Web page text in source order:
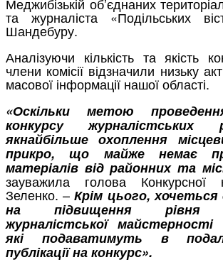
та журналіста «Подільських
Шандебуру.
Аналізуючи кількість та якість
члени комісії відзначили низьку
масової інформації нашої області.
«Оскільки метою
конкурсу
якнайбільше охоплення
прикро, що майже немає
матеріалів від районних та
зауважила голова Конкурсної
Зеленко. –Крім цього, хочеться
на підвищення рівня
журналістської
які подаватимуть в
публікації на конкурс».